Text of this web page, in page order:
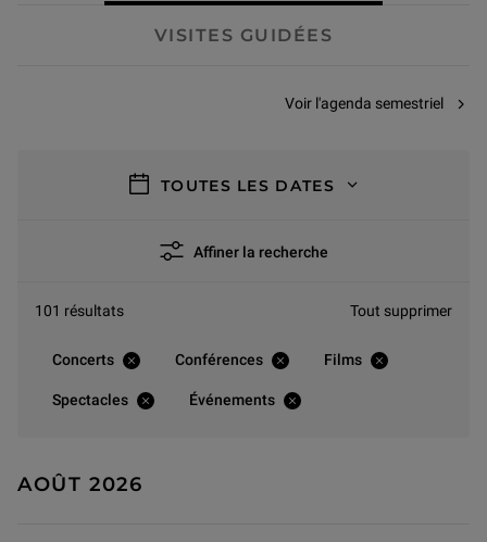
VISITES GUIDÉES
Voir l'agenda semestriel
TOUTES LES DATES
Affiner la recherche
101 résultats Tout supprimer
Concerts Conférences Films
Spectacles Événements
AOÛT 2026